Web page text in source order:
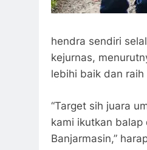
hendra sendiri
kejurnas,
lebihi baik dan
“Target sih juara
kami ikutkan
Banjarmasin,”